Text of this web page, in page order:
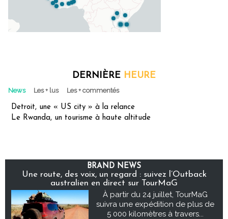
DERNIÈRE HEURE
News Les + lus Les + commentés
Detroit, une « US city » à la relance
Le Rwanda, un tourisme à haute altitude
BRAND NEWS
Une route, des voix, un regard : suivez l’Outback
australien en direct sur TourMaG
À partir du 24 juillet, TourMaG
suivra une expédition de plus de
5 000 kilomètres à travers...